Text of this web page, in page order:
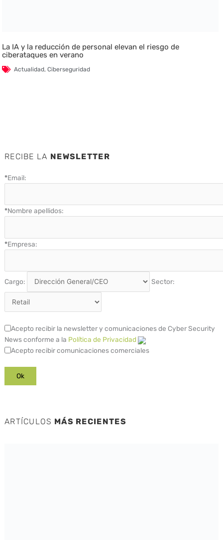
La IA y la reducción de personal elevan el riesgo de
ciberataques en verano
Actualidad,Ciberseguridad
RECIBE LA NEWSLETTER
*Email:
*Nombre apellidos:
*Empresa:
Cargo: Sector:
Acepto recibir la newsletter y comunicaciones de Cyber Security
News conforme a la Política de Privacidad
Acepto recibir comunicaciones comerciales
ARTÍCULOS MÁS RECIENTES